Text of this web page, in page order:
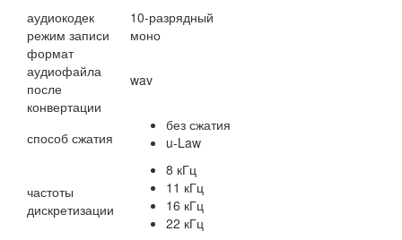
аудиокодек
10-разрядный
режим записи
моно
формат
аудиофайла
после
конвертации
wav
способ сжатия
без сжатия
u-Law
частоты
дискретизации
8 кГц
11 кГц
16 кГц
22 кГц